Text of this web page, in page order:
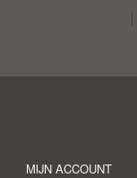
MIJN ACCOUNT